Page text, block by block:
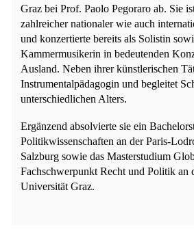
Graz bei Prof. Paolo Pegoraro ab. Sie
zahlreicher nationaler wie auch
und konzertierte bereits als Solistin
Kammermusikerin in bedeutenden
Ausland. Neben ihrer künstlerischen
Instrumentalpädagogin und begleitet
unterschiedlichen Alters.
Ergänzend absolvierte sie ein
Politikwissenschaften an der Paris-
Salzburg sowie das Masterstudium
Fachschwerpunkt Recht und Politik an
Universität Graz.